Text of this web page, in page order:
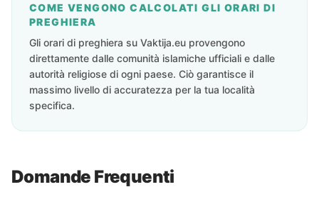
COME VENGONO CALCOLATI GLI ORARI DI
PREGHIERA
Gli orari di preghiera su Vaktija.eu provengono
direttamente dalle comunità islamiche ufficiali e dalle
autorità religiose di ogni paese. Ciò garantisce il
massimo livello di accuratezza per la tua località
specifica.
Domande Frequenti